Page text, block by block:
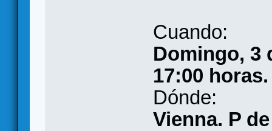
Cuando:
Domingo, 3
17:00 horas.
Dónde:
Vienna. P